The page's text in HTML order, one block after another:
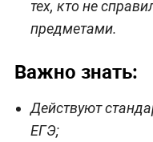
тех, кто не
предметами.
Важно знать:
Действуют
ЕГЭ;